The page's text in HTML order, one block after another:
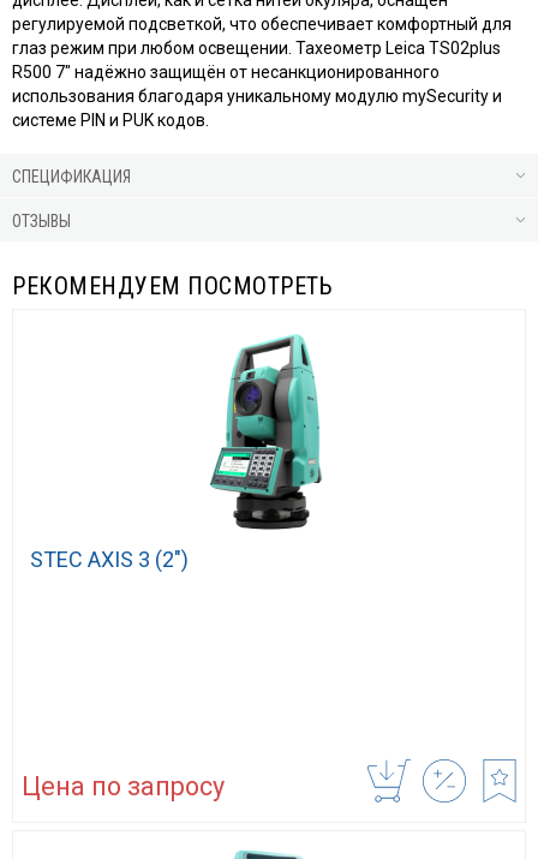
регулируемой подсветкой, что обеспечивает комфортный для
глаз режим при любом освещении. Тахеометр Leica TS02plus
R500 7" надёжно защищён от несанкционированного
использования благодаря уникальному модулю mySecurity и
системе PIN и PUK кодов.
СПЕЦИФИКАЦИЯ
ОТЗЫВЫ
РЕКОМЕНДУЕМ ПОСМОТРЕТЬ
STEC AXIS 3 (2″)
Цена по запросу